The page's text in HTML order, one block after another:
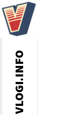
VLOGI.INFO